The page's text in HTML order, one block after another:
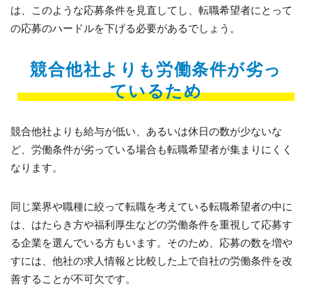
は、このような応募条件を見直してし、転職希望者にとって
の応募のハードルを下げる必要があるでしょう。
競合他社よりも労働条件が劣っ
ているため
競合他社よりも給与が低い、あるいは休日の数が少ないな
ど、労働条件が劣っている場合も転職希望者が集まりにくく
なります。
同じ業界や職種に絞って転職を考えている転職希望者の中に
は、はたらき方や福利厚生などの労働条件を重視して応募す
る企業を選んでいる方もいます。そのため、応募の数を増や
すには、他社の求人情報と比較した上で自社の労働条件を改
善することが不可欠です。